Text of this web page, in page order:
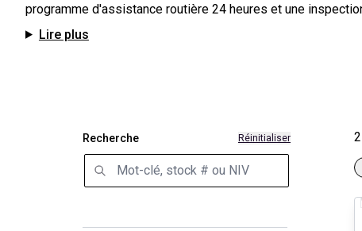
programme d'assistance routière 24 heures et une
Lire plus
Recherche Réinitialiser 2